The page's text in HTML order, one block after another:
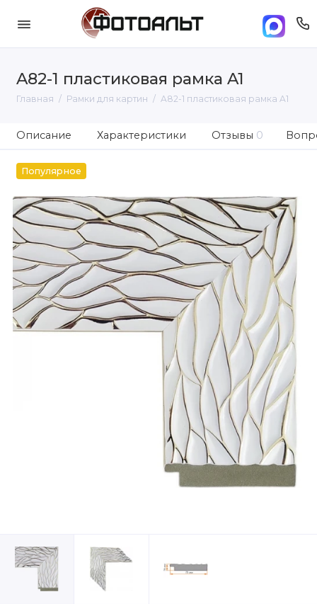
A82-1 пластиковая рамка A1
Главная Рамки для картин A82-1 пластиковая рамка A1
Описание Характеристики Отзывы 0
Популярное